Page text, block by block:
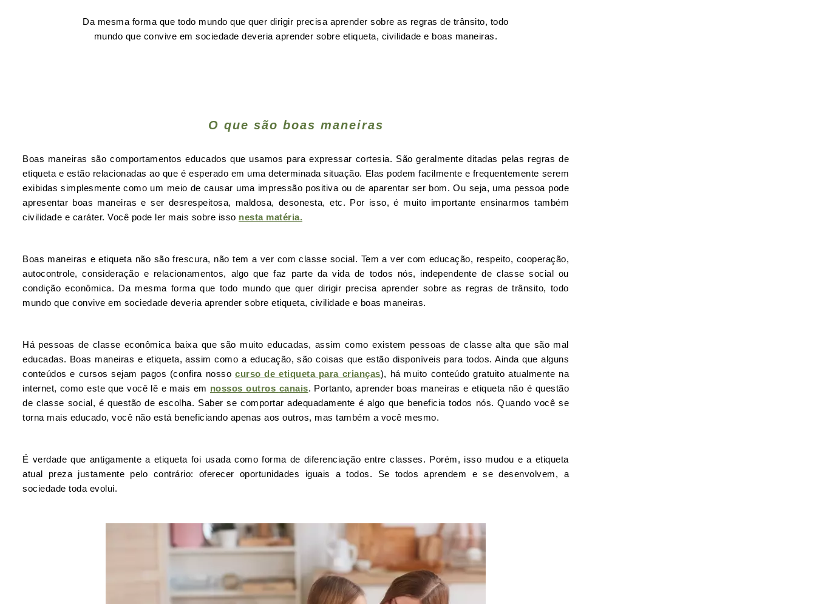
Da mesma forma que todo mundo que quer dirigir precisa aprender sobre as regras de trânsito, todo
mundo que convive em sociedade deveria aprender sobre etiqueta, civilidade e boas maneiras.
O que são boas maneiras
Boas maneiras são comportamentos educados que usamos para expressar cortesia. São geralmente ditadas pelas regras de
etiqueta e estão relacionadas ao que é esperado em uma determinada situação. Elas podem facilmente e frequentemente serem
exibidas simplesmente como um meio de causar uma impressão positiva ou de aparentar ser bom. Ou seja, uma pessoa pode
apresentar boas maneiras e ser desrespeitosa, maldosa, desonesta, etc. Por isso, é muito importante ensinarmos também
civilidade e caráter. Você pode ler mais sobre isso nesta matéria.
Boas maneiras e etiqueta não são frescura, não tem a ver com classe social. Tem a ver com educação, respeito, cooperação,
autocontrole, consideração e relacionamentos, algo que faz parte da vida de todos nós, independente de classe social ou
condição econômica. Da mesma forma que todo mundo que quer dirigir precisa aprender sobre as regras de trânsito, todo
mundo que convive em sociedade deveria aprender sobre etiqueta, civilidade e boas maneiras.
Há pessoas de classe econômica baixa que são muito educadas, assim como existem pessoas de classe alta que são mal
educadas. Boas maneiras e etiqueta, assim como a educação, são coisas que estão disponíveis para todos. Ainda que alguns
conteúdos e cursos sejam pagos (confira nossocurso de etiqueta para crianças), há muito conteúdo gratuito atualmente na
internet, como este que você lê e mais em nossos outros canais. Portanto, aprender boas maneiras e etiqueta não é questão
de classe social, é questão de escolha. Saber se comportar adequadamente é algo que beneficia todos nós. Quando você se
torna mais educado, você não está beneficiando apenas aos outros, mas também a você mesmo.
É verdade que antigamente a etiqueta foi usada como forma de diferenciação entre classes. Porém, isso mudou e a etiqueta
atual preza justamente pelo contrário: oferecer oportunidades iguais a todos. Se todos aprendem e se desenvolvem, a
sociedade toda evolui.